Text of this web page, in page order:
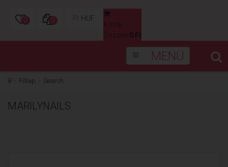
0 0 Ft HUF
Kosár
Összes: 0 Ft
MENÜ
Főlap Search
MARILYNAILS